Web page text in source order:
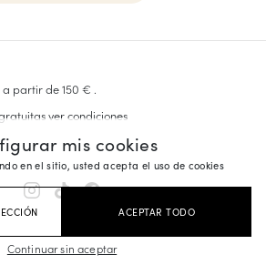
mis cookies
en el sitio, usted acepta el uso de cookies
ACEPTAR TODO
Continuar sin aceptar
a partir de 150 € .
ver condiciones